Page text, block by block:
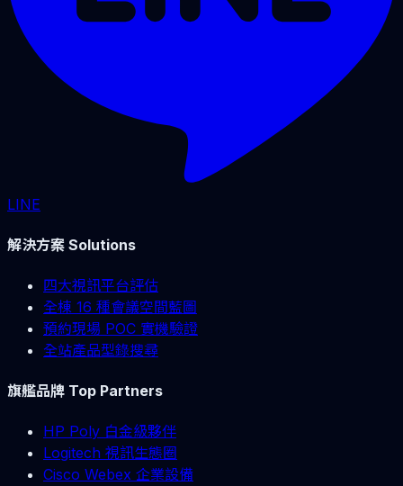
LINE
解決方案 Solutions
四大視訊平台評估
全棟 16 種會議空間藍圖
預約現場 POC 實機驗證
全站產品型錄搜尋
旗艦品牌 Top Partners
HP Poly 白金級夥伴
Logitech 視訊生態圈
Cisco Webex 企業設備